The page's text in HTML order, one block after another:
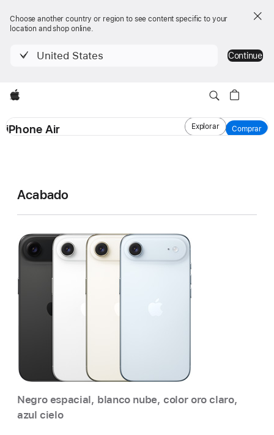
Choose another country or region to see content specific to your
location and shop online.
United States Continue
Apple
iPhone Air Explorar Comprar
iPhone Air Comprar
del
iPhone Air
Acabado
Negro espacial, blanco nube, color oro claro,
azul cielo